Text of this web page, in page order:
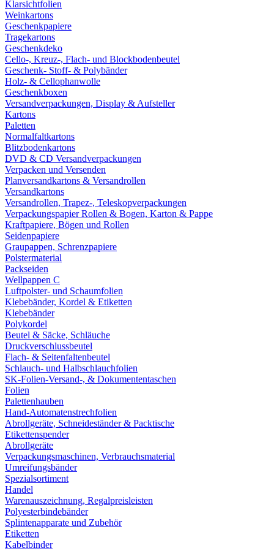
Klarsichtfolien
Weinkartons
Geschenkpapiere
Tragekartons
Geschenkdeko
Cello-, Kreuz-, Flach- und Blockbodenbeutel
Geschenk- Stoff- & Polybänder
Holz- & Cellophanwolle
Geschenkboxen
Versandverpackungen, Display & Aufsteller
Kartons
Paletten
Normalfaltkartons
Blitzbodenkartons
DVD & CD Versandverpackungen
Verpacken und Versenden
Planversandkartons & Versandrollen
Versandkartons
Versandrollen, Trapez-, Teleskopverpackungen
Verpackungspapier Rollen & Bogen, Karton & Pappe
Kraftpapiere, Bögen und Rollen
Seidenpapiere
Graupappen, Schrenzpapiere
Polstermaterial
Packseiden
Wellpappen C
Luftpolster- und Schaumfolien
Klebebänder, Kordel & Etiketten
Klebebänder
Polykordel
Beutel & Säcke, Schläuche
Druckverschlussbeutel
Flach- & Seitenfaltenbeutel
Schlauch- und Halbschlauchfolien
SK-Folien-Versand-, & Dokumententaschen
Folien
Palettenhauben
Hand-Automatenstrechfolien
Abrollgeräte, Schneideständer & Packtische
Etikettenspender
Abrollgeräte
Verpackungsmaschinen, Verbrauchsmaterial
Umreifungsbänder
Spezialsortiment
Handel
Warenauszeichnung, Regalpreisleisten
Polyesterbindebänder
Splintenapparate und Zubehör
Etiketten
Kabelbinder